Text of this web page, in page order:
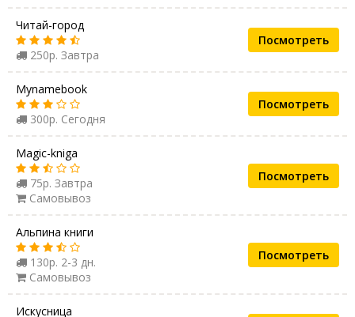
Читай-город
250р. Завтра
Посмотреть
Mynamebook
300р. Сегодня
Посмотреть
Magic-kniga
75р. Завтра
Самовывоз
Посмотреть
Альпина книги
130р. 2-3 дн.
Самовывоз
Посмотреть
Искусница